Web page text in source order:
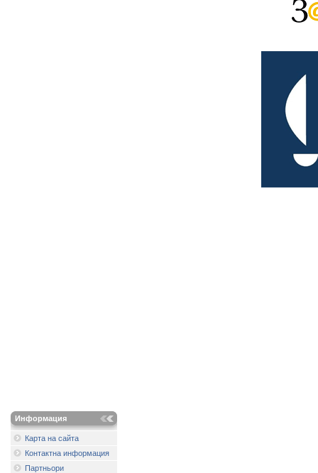
Информация
Карта на сайта
Контактна информация
Партньори